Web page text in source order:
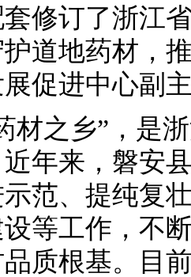
修订了浙江
道地药材，
促进中心副
材之乡”，是
年来，磐安
范、提纯复
等工作，不
质根基。目